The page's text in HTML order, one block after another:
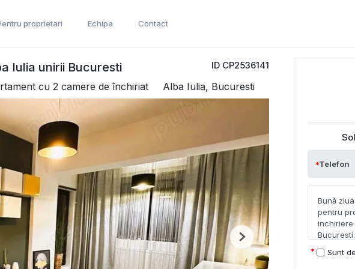
proprietari Echipa Contact
ID CP2536141
Iulia unirii Bucuresti
cu 2 camere de închiriat Alba Iulia, Bucuresti
Next
Telefon
Sunt